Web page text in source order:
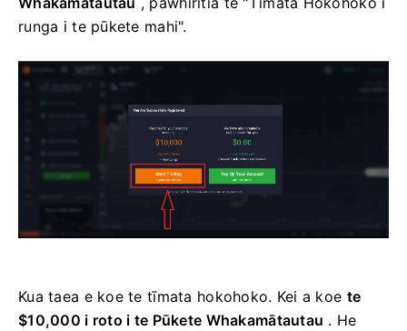
runga i te pūkete mahi".
Kua taea e koe te tīmata hokohoko. Kei a koe te
$10,000 i roto i te Pūkete Whakamātautau . He